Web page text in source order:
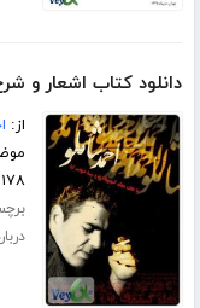
دانلود کتاب اشعار و
از:
۱۷۸ صفحه